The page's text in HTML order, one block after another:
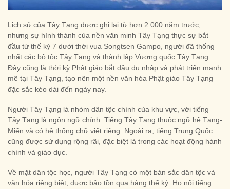
Lịch sử của Tây Tạng được ghi lại từ hơn 2.000 năm trước,
nhưng sự hình thành của nền văn minh Tây Tạng thực sự bắt
đầu từ thế kỷ 7 dưới thời vua Songtsen Gampo, người đã thống
nhất các bộ tộc Tây Tạng và thành lập Vương quốc Tây Tạng.
Đây cũng là thời kỳ Phật giáo bắt đầu du nhập và phát triển mạnh
mẽ tại Tây Tạng, tạo nên một nền văn hóa Phật giáo Tây Tạng
đặc sắc kéo dài đến ngày nay.
Người Tây Tạng là nhóm dân tộc chính của khu vực, với tiếng
Tây Tạng là ngôn ngữ chính. Tiếng Tây Tạng thuộc ngữ hệ Tạng-
Miến và có hệ thống chữ viết riêng. Ngoài ra, tiếng Trung Quốc
cũng được sử dụng rộng rãi, đặc biệt là trong các hoạt động hành
chính và giáo dục.
Về mặt dân tộc học, người Tây Tạng có một bản sắc dân tộc và
văn hóa riêng biệt, được bảo tồn qua hàng thế kỷ. Họ nổi tiếng